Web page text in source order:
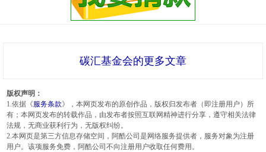
碳汇基金会的更多文章
版权声明：
1.依据《服务条款》，本网页发布的原创作品，版权归发布者（即注册用户）所
有；本网页发布的转载作品，由发布者按照互联网精神进行分享，遵守相关法律
法规，无商业获利行为，无版权纠纷。
2.本网页是第三方信息存储空间，阿酷公司是网络服务提供者，服务对象为注册
用户。该项服务免费，阿酷公司不向注册用户收取任何费用。